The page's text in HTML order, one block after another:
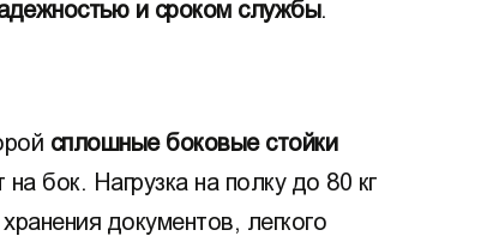
и сроком службы.
сплошные боковые стойки
бок. Нагрузка на полку до 80 кг
документов, легкого